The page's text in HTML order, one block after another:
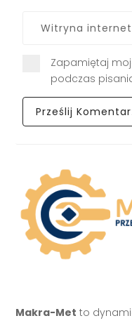
Zapamiętaj
podczas
Makra-Met to